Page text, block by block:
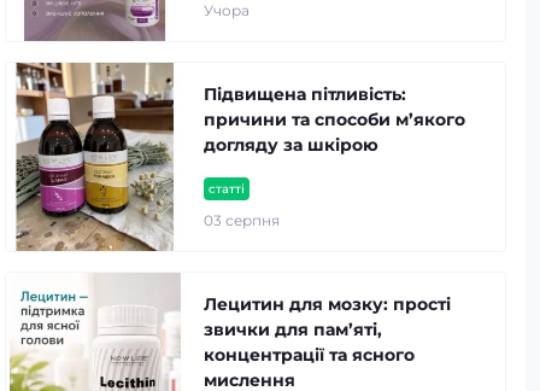
Учора
статті
03 серпня
Підвищена пітливість:
причини та способи м’якого
догляду за шкірою
Лецитин для мозку: прості
звички для пам’яті,
концентрації та ясного
мислення